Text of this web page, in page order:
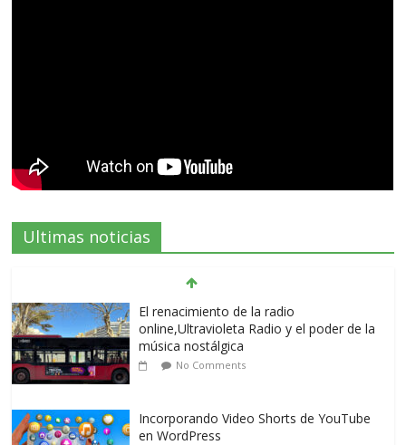
Ultimas noticias
El renacimiento de la radio
online,Ultravioleta Radio y el poder de la
música nostálgica
No Comments
Incorporando Video Shorts de YouTube
en WordPress